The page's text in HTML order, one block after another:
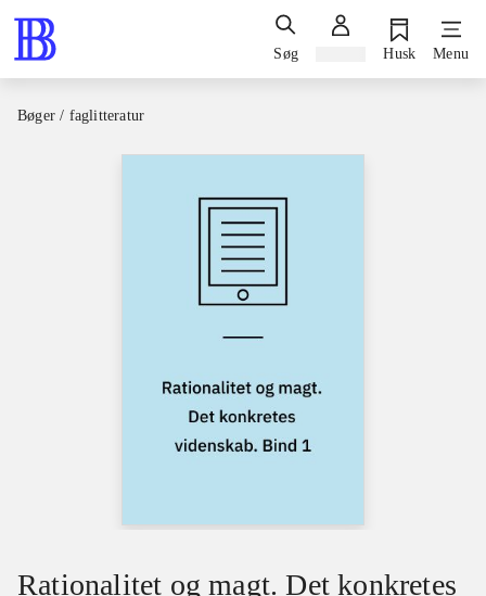
Søg Husk Menu
Bøger / faglitteratur
Rationalitet og magt. Det konkretes